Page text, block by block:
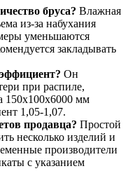
бруса? Влажная
из-за набухания
уменьшаются
закладывать
Он
при распиле,
150х100х6000 мм
1,05-1,07.
продавца? Простой
несколько изделий и
производители
с указанием